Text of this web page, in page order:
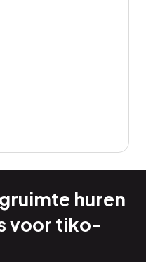
huren
voor tiko-